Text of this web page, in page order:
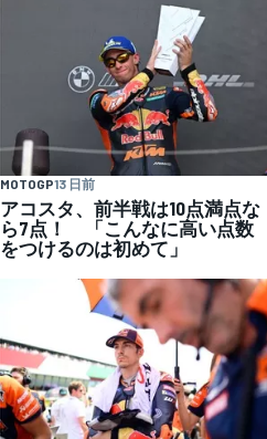
MOTOGP13 日前
アコスタ、前半戦は10点満点な
ら7点！ 「こんなに高い点数
をつけるのは初めて」